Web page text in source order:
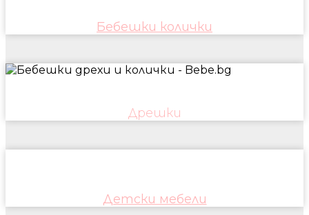
Бебешки колички
Дрешки
Детски мебели